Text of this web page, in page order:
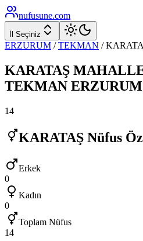
nufusune.com
İl Seçiniz
ERZURUM / TEKMAN /
KARATAŞ
TEKMAN ERZURUM
14
KARATAŞ Nüfus
Erkek
0
Kadın
0
Toplam Nüfus
14